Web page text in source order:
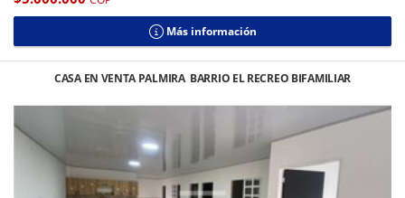
Más información
CASA EN VENTA PALMIRA BARRIO EL RECREO BIFAMILIAR